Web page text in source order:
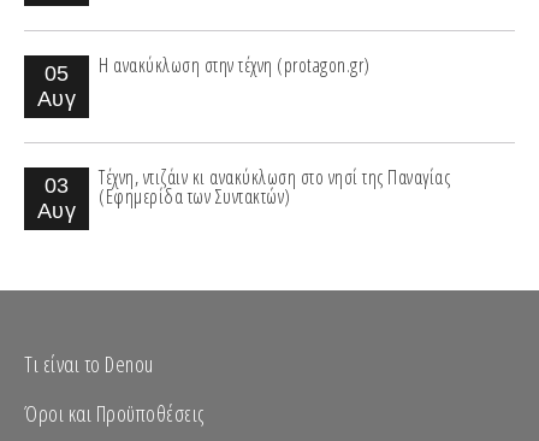
05
Αυγ
Η ανακύκλωση στην τέχνη (protagon.gr)
03
Αυγ
Τέχνη, ντιζάιν κι ανακύκλωση στο νησί της Παναγίας
(Εφημερίδα των Συντακτών)
Τι είναι το Denou
Όροι και Προϋποθέσεις